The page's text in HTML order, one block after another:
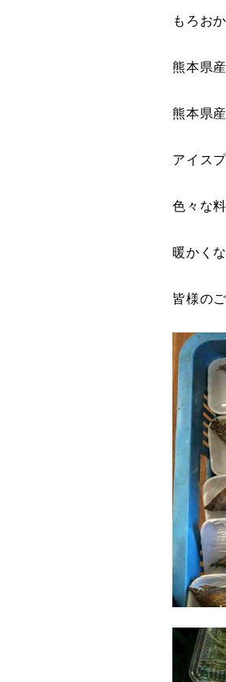
もろお
熊本県
熊本県
アイス
色々な
暖かく
皆様の